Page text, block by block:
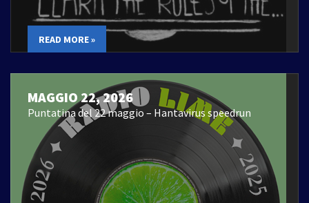
READ MORE »
MAGGIO 22, 2026
Puntatina del 22 maggio – Hantavirus speedrun